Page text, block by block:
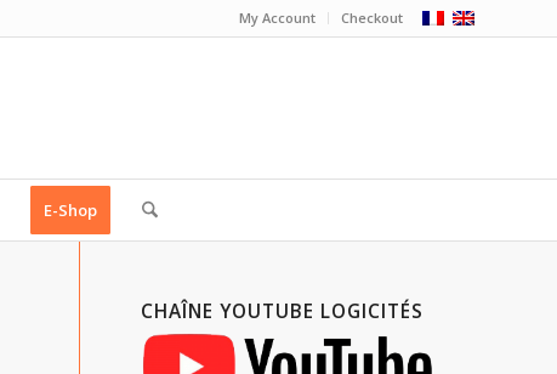
My Account Checkout
E-Shop
CHAÎNE YOUTUBE LOGICITÉS